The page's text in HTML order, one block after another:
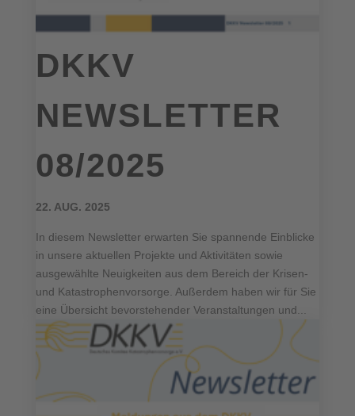
DKKV
NEWSLETTER
08/2025
22. AUG. 2025
In diesem Newsletter erwarten Sie spannende Einblicke
in unsere aktuellen Projekte und Aktivitäten sowie
ausgewählte Neuigkeiten aus dem Bereich der Krisen-
und Katastrophenvorsorge. Außerdem haben wir für Sie
eine Übersicht bevorstehender Veranstaltungen und...